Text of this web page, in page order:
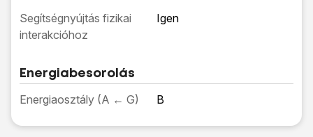
Segítségnyújtás fizikai
interakcióhoz
Igen
Energiabesorolás
Energiaosztály (A ← G) B